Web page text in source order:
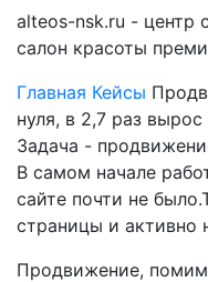
alteos-nsk.ru - центр
салон красоты
Главная Кейсы
нуля, в 2,7 раз
Задача -
В самом начале
сайте почти не
страницы и активно
Продвижение,